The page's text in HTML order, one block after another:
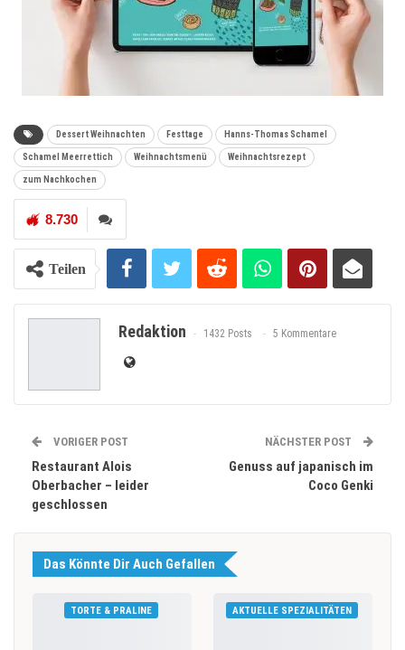
Dessert Weihnachten Festtage Hanns-Thomas Schamel
Schamel Meerrettich Weihnachtsmenü Weihnachtsrezept
zum Nachkochen
8.730
Teilen
Redaktion 1432 Posts 5 Kommentare
VORIGER POST
Restaurant Alois
Oberbacher – leider
geschlossen
NÄCHSTER POST
Genuss auf japanisch im
Coco Genki
Das Könnte Dir Auch Gefallen
TORTE & PRALINE AKTUELLE SPEZIALITÄTEN